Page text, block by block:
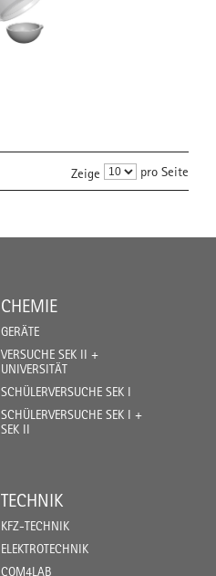
Zeige pro Seite
CHEMIE
GERÄTE
VERSUCHE SEK II +
UNIVERSITÄT
SCHÜLERVERSUCHE SEK I
SCHÜLERVERSUCHE SEK I +
SEK II
TECHNIK
KFZ-TECHNIK
ELEKTROTECHNIK
COM4LAB